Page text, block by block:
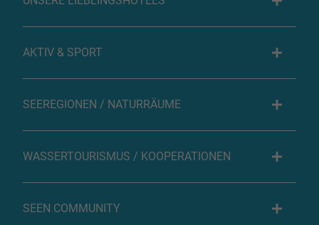
AKTIV & SPORT
SEEREGIONEN / NATURRÄUME
WASSERTOURISMUS / KOOPERATIONEN
SEEN COMMUNITY